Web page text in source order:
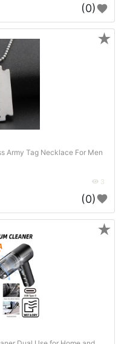
(0)
Army Tag Necklace For Men
3
(0)
★
★